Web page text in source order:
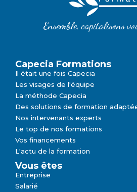
Ensemble, capitalisons
Capecia Formations
Il était une fois Capecia
Les visages de l'équipe
La méthode Capecia
Des solutions de formation
Nos intervenants experts
Le top de nos formations
Vos financements
L'actu de la formation
Vous êtes
Entreprise
Salarié